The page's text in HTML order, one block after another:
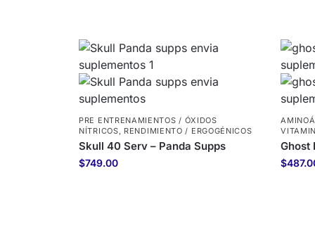
PRE ENTRENAMIENTOS / ÓXIDOS
NÍTRICOS, RENDIMIENTO / ERGOGÉNICOS
Skull 40 Serv – Panda Supps
$749.00
Ghost
$